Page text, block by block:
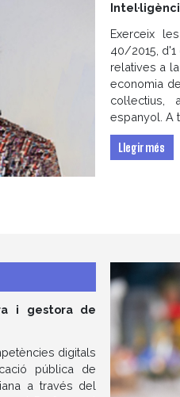
Exerceix
40/2015,
relatives a
economia
espanyol. A
Llegir més
i gestora de
digitals
pública de
a través del